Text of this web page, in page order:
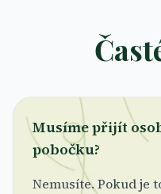
Musíme přijít
pobočku?
Nemusíte. Pokud je